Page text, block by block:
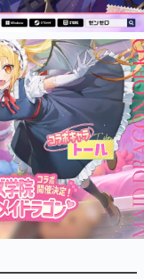
ー数万以上！ などな